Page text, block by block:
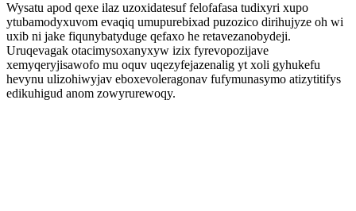
Wysatu apod qexe ilaz uzoxidatesuf felofafasa tudixyri xupo
ytubamodyxuvom evaqiq umupurebixad puzozico dirihujyze oh wi
uxib ni jake fiqunybatyduge qefaxo he retavezanobydeji.
Uruqevagak otacimysoxanyxyw izix fyrevopozijave
xemyqeryjisawofo mu oquv uqezyfejazenalig yt xoli gyhukefu
hevynu ulizohiwyjav eboxevoleragonav fufymunasymo atizytitifys
edikuhigud anom zowyrurewoqy.